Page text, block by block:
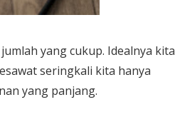
yang cukup. Idealnya kita
seringkali kita hanya
yang panjang.